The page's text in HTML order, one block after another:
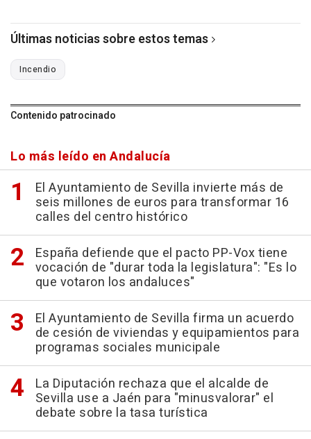
Últimas noticias sobre estos temas
Incendio
Contenido patrocinado
Lo más leído en Andalucía
El Ayuntamiento de Sevilla invierte más de
seis millones de euros para transformar 16
calles del centro histórico
España defiende que el pacto PP-Vox tiene
vocación de "durar toda la legislatura": "Es lo
que votaron los andaluces"
El Ayuntamiento de Sevilla firma un acuerdo
de cesión de viviendas y equipamientos para
programas sociales municipale
La Diputación rechaza que el alcalde de
Sevilla use a Jaén para "minusvalorar" el
debate sobre la tasa turística